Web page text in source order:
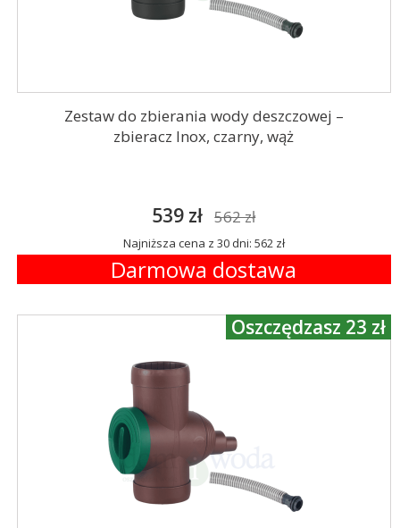
Zestaw do zbierania wody deszczowej –
zbieracz Inox, czarny, wąż
539 zł 562 zł
Najniższa cena z 30 dni: 562 zł
Darmowa dostawa
Oszczędzasz 23 zł